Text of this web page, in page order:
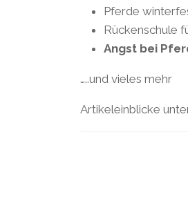
Pferde
Rückenschule
Angst bei
…..und vieles mehr
Artikeleinblicke